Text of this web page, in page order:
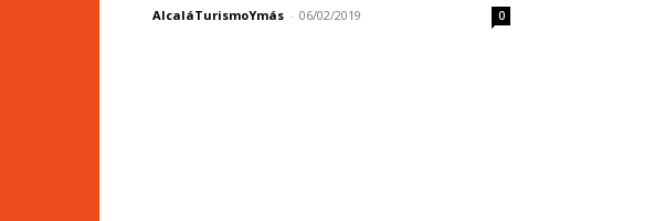
AlcaláTurismoYmás - 06/02/2019 0